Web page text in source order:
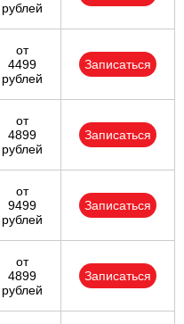
рублей
от
4499
рублей
Записаться
от
4899
рублей
Записаться
от
9499
рублей
Записаться
от
4899
рублей
Записаться